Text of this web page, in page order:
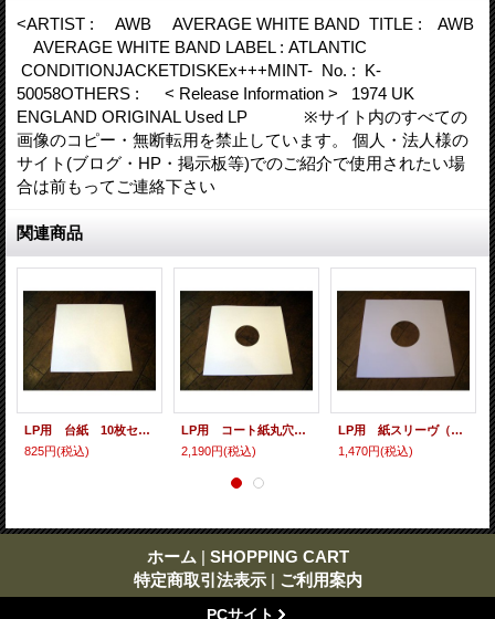
<ARTIST : AWB AVERAGE WHITE BAND TITLE : AWB
AVERAGE WHITE BAND LABEL : ATLANTIC
CONDITIONJACKETDISKEx+++MINT- No. : K-
50058OTHERS : < Release Information > 1974 UK
ENGLAND ORIGINAL Used LP ※サイト内のすべての
画像のコピー・無断転用を禁止しています。 個人・法人様の
サイト(ブログ・HP・掲示板等)でのご紹介で使用されたい場
合は前もってご連絡下さい
関連商品
LP用 台紙 10枚セット
825円(税込)
LP用 コート紙丸穴ジャケ 10枚セット
2,190円(税込)
LP用 紙スリーヴ（レギュラー 四角の角） 10枚セット
1,470円(税込)
ホーム | SHOPPING CART
特定商取引法表示 | ご利用案内
PCサイト